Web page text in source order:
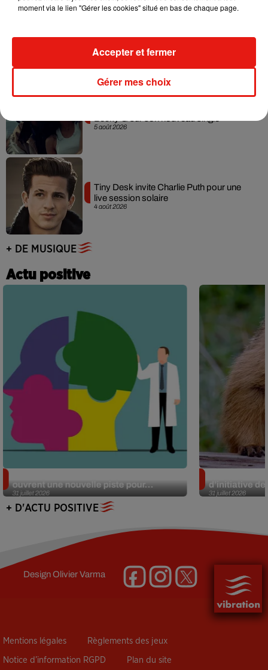
collaboration tant attendue
5 août 2026
4 août 2026
Tiny Desk invite Charlie Puth pour une
live session solaire
+ DE MUSIQUE
Actu positive
31 juillet 2026
ouvrent une nouvelle piste pour...
31 juillet 2026
d’initiative
+ D'ACTU POSITIVE
DesignOlivier Varma
Mentions légales Règlements des jeux
Notice d’information RGPD Plan du site
moment via le lien "Gérer les cookies" situé en bas de chaque page.
Gérer mes choix
Accepter et fermer